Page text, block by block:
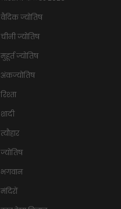
वैदिक ज्योतिष
चीनी ज्योतिष
मुहूर्त ज्योतिष
अंकज्योतिष
रिश्ता
शादी
त्यौहार
ज्योतिष
भगवान
मंदिरों